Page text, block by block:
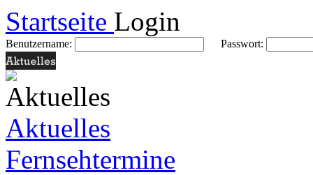
Startseite Login
Benutzername: Passwort:
Aktuelles
Fernsehtermine